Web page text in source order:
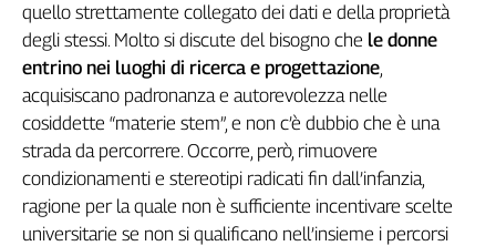
Lazio
Liguria
Lombardia
Marche
Piemonte
Puglia
Sardegna
Sicilia
quello strettamente collegato dei dati e della proprietà
degli stessi. Molto si discute del bisogno che le donne
entrino nei luoghi di ricerca e progettazione,
acquisiscano padronanza e autorevolezza nelle
cosiddette “materie stem”, e non c’è dubbio che è una
strada da percorrere. Occorre, però, rimuovere
condizionamenti e stereotipi radicati fin dall’infanzia,
ragione per la quale non è sufficiente incentivare scelte
universitarie se non si qualificano nell’insieme i percorsi